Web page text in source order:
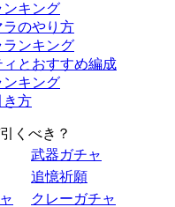
ンキング
のやり方
ンキング
とおすすめ編成
ンキング
き方
くべき？
武器ガチャ
追憶祈願
クレーガチャ